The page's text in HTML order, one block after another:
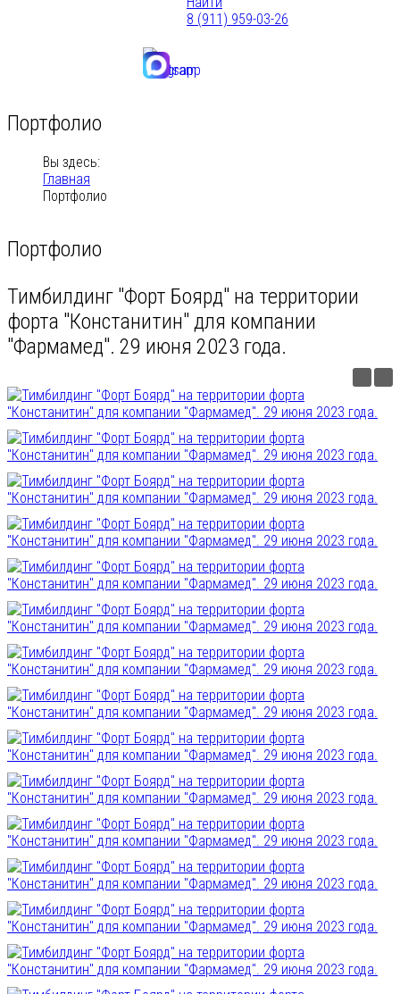
8 (911) 959-03-26
Портфолио
Вы здесь:
Главная
Портфолио
Портфолио
Тимбилдинг "Форт Боярд" на территории
форта "Констанитин" для компании
"Фармамед". 29 июня 2023 года.